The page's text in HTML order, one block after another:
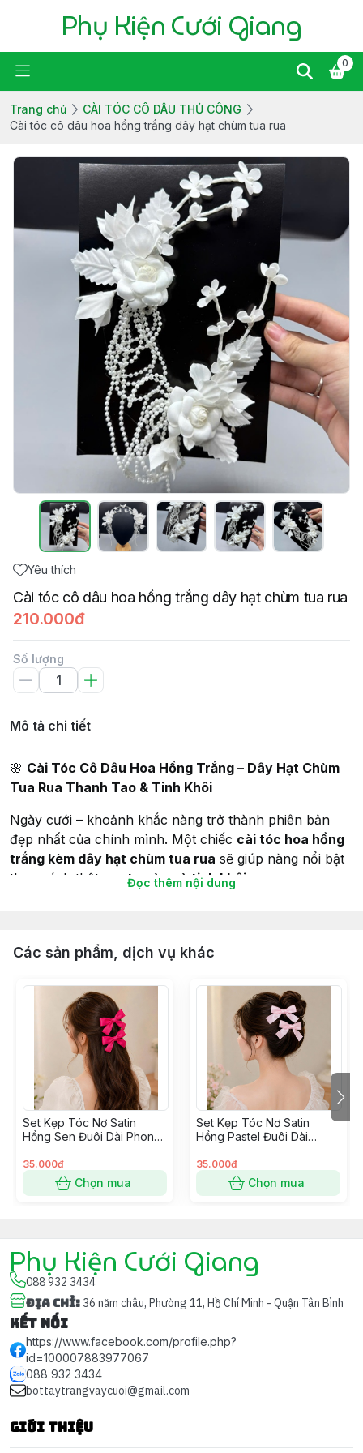
Phụ Kiện Cưới Giang
0
Trang chủ
CÀI TÓC CÔ DÂU THỦ CÔNG
Cài tóc cô dâu hoa hồng trắng dây hạt chùm tua rua
Yêu thích
Cài tóc cô dâu hoa hồng trắng dây hạt chùm tua rua
210.000đ
Số lượng
Mô tả chi tiết
🌸 Cài Tóc Cô Dâu Hoa Hồng Trắng – Dây Hạt Chùm
Tua Rua Thanh Tao & Tinh Khôi
Ngày cưới – khoảnh khắc nàng trở thành phiên bản
đẹp nhất của chính mình. Một chiếc cài tóc hoa hồng
trắng kèm dây hạt chùm tua rua sẽ giúp nàng nổi bật
theo cách thật
ngọt ngào và tinh khôi
💎Điểm nổi bật của sản phẩm
Hoa hồng trắng mềm mại – biểu tượng củasự thuần
khiết & sang trọng
Dây hạt chùm tua rua rủ nhẹ, tạo hiệu ứngbắt sáng
và chuyển động mềm mại
khi nàng bước đi.
Form dây mềm, dễ uốn – phù hợp mọi kiểu tóc: búi
cao, búi thấp, uốn xoăn, tóc xõa.
Đính kết tỉ mỉ thủ công, từng hạt sáng trong tạo cảm
quý phái – thanh lịch
cách Hàn Quốc.
👰Phù hợp cho:
Cô dâu chụp ảnh cưới – lễ – tiệc
Váy ren trắng, voan nhẹ, đầm công chúa
Đọc thêm nội dung
Các sản phẩm, dịch vụ khác
Set Kẹp Tóc Nơ Satin
Hồng Sen Đuôi Dài Phong
35.000đ
Chọn mua
Set Kẹp Tóc Nơ Satin
Hồng Pastel Đuôi Dài
35.000đ
Chọn mua
Phụ Kiện Cưới Giang
088 932 3434
Địa chỉ: 36 năm châu, Phường 11, Hồ Chí Minh - Quận Tân Bình
Kết nối
https://www.facebook.com/profile.php?
id=100007883977067
088 932 3434
bottaytrangvaycuoi@gmail.com
Giới thiệu